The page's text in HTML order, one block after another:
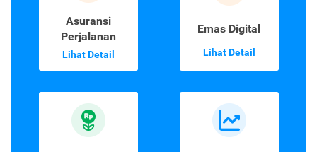
Asuransi
Perjalanan
Lihat Detail
Emas Digital
Lihat Detail